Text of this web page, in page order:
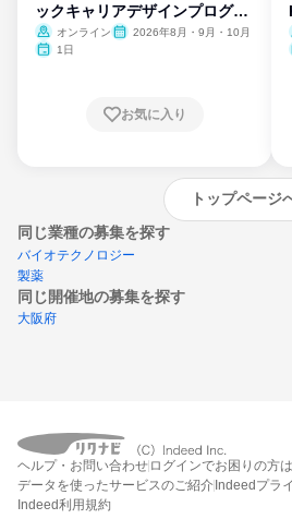
ックキャリアデザインプログラ
ム
オンライン
2026年8月・9月・10月
1日
お気に入り
トップページ
同じ業種の募集を探す
バイオテクノロジー
製薬
同じ開催地の募集を探す
大阪府
エントリーするとプログ
受け取れるよう
ヘルプ・お問い合わせ ログインでお困りの方
データを使ったサービスのご紹介 Indeedプラ
Indeed利用規約